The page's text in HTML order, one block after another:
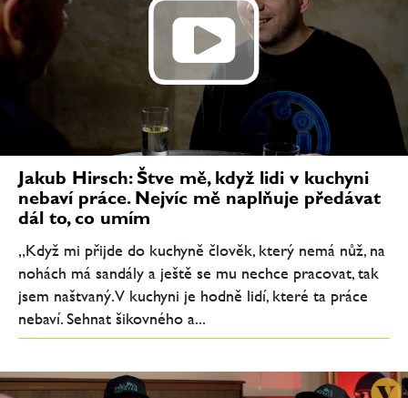
Jakub Hirsch: Štve mě, když lidi v kuchyni
nebaví práce. Nejvíc mě naplňuje předávat
dál to, co umím
„Když mi přijde do kuchyně člověk, který nemá nůž, na
nohách má sandály a ještě se mu nechce pracovat, tak
jsem naštvaný. V kuchyni je hodně lidí, které ta práce
nebaví. Sehnat šikovného a...